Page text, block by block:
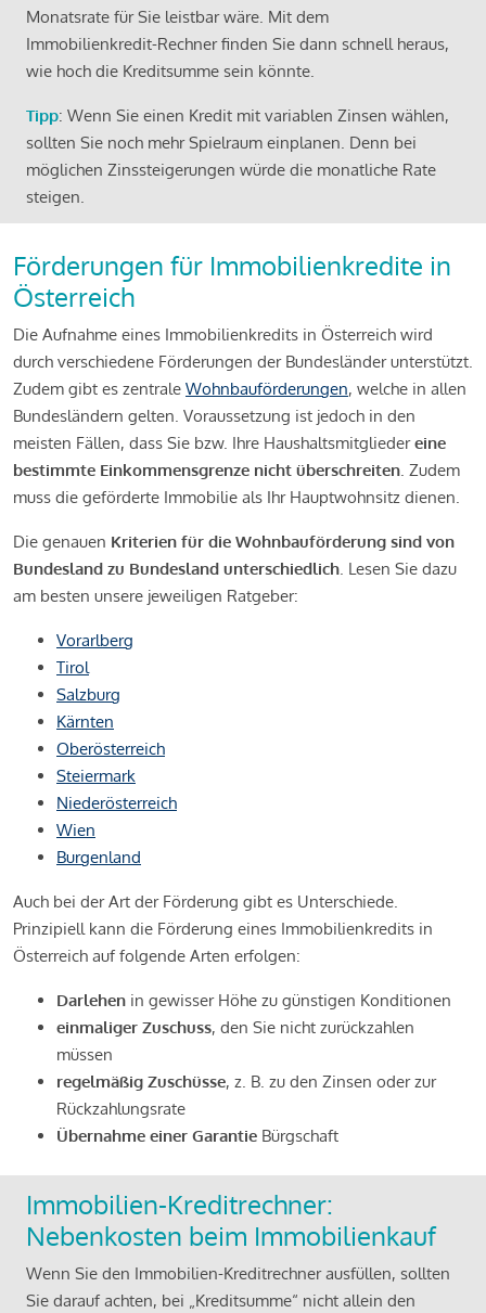
Monatsrate für Sie leistbar wäre. Mit dem
Immobilienkredit-Rechner finden Sie dann schnell heraus,
wie hoch die Kreditsumme sein könnte.
Tipp: Wenn Sie einen Kredit mit variablen Zinsen wählen,
sollten Sie noch mehr Spielraum einplanen. Denn bei
möglichen Zinssteigerungen würde die monatliche Rate
steigen.
Förderungen für Immobilienkredite in
Österreich
Die Aufnahme eines Immobilienkredits in Österreich wird
durch verschiedene Förderungen der Bundesländer unterstützt.
Zudem gibt es zentrale Wohnbauförderungen, welche in allen
Bundesländern gelten. Voraussetzung ist jedoch in den
meisten Fällen, dass Sie bzw. Ihre Haushaltsmitgliedereine
bestimmte Einkommensgrenze nicht überschreiten. Zudem
muss die geförderte Immobilie als Ihr Hauptwohnsitz dienen.
Die genauen Kriterien für die Wohnbauförderung sind von
Bundesland zu Bundesland unterschiedlich. Lesen Sie dazu
am besten unsere jeweiligen Ratgeber:
Vorarlberg
Tirol
Salzburg
Kärnten
Oberösterreich
Steiermark
Niederösterreich
Wien
Burgenland
Auch bei der Art der Förderung gibt es Unterschiede.
Prinzipiell kann die Förderung eines Immobilienkredits in
Österreich auf folgende Arten erfolgen:
Darlehen in gewisser Höhe zu günstigen Konditionen
einmaliger Zuschuss, den Sie nicht zurückzahlen
müssen
regelmäßig Zuschüsse, z. B. zu den Zinsen oder zur
Rückzahlungsrate
Übernahme einer Garantie Bürgschaft
Immobilien-Kreditrechner:
Nebenkosten beim Immobilienkauf
Wenn Sie den Immobilien-Kreditrechner ausfüllen, sollten
Sie darauf achten, bei „Kreditsumme“ nicht allein den